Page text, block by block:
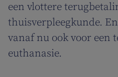
een vlottere
thuisverpleegkunde.
vanaf nu ook voor een
euthanasie.